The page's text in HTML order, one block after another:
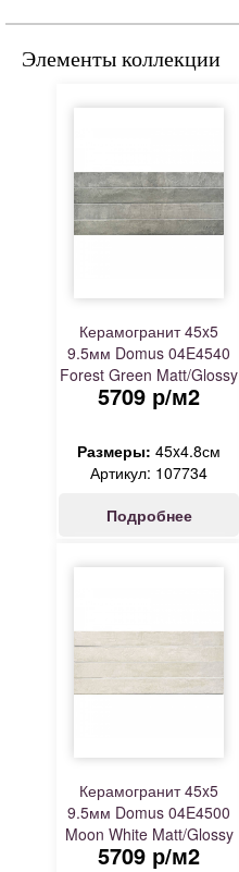
Элементы коллекции
Керамогранит 45x5
9.5мм Domus 04E4540
Forest Green Matt/Glossy
глянцевая серый Elios
5709 р/м2
Размеры: 45x4.8см
Артикул: 107734
Подробнее
Керамогранит 45x5
9.5мм Domus 04E4500
Moon White Matt/Glossy
глянцевая белый Elios
5709 р/м2